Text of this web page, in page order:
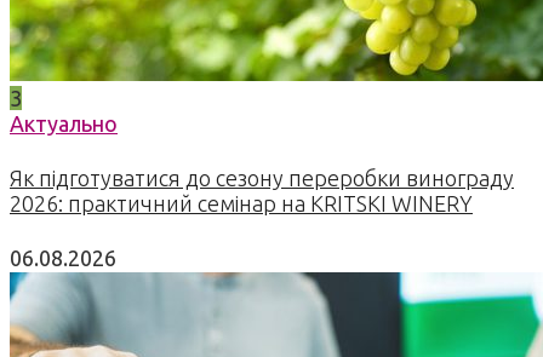
3
Актуально
Як підготуватися до сезону переробки винограду
2026: практичний семінар на KRITSKI WINERY
06.08.2026